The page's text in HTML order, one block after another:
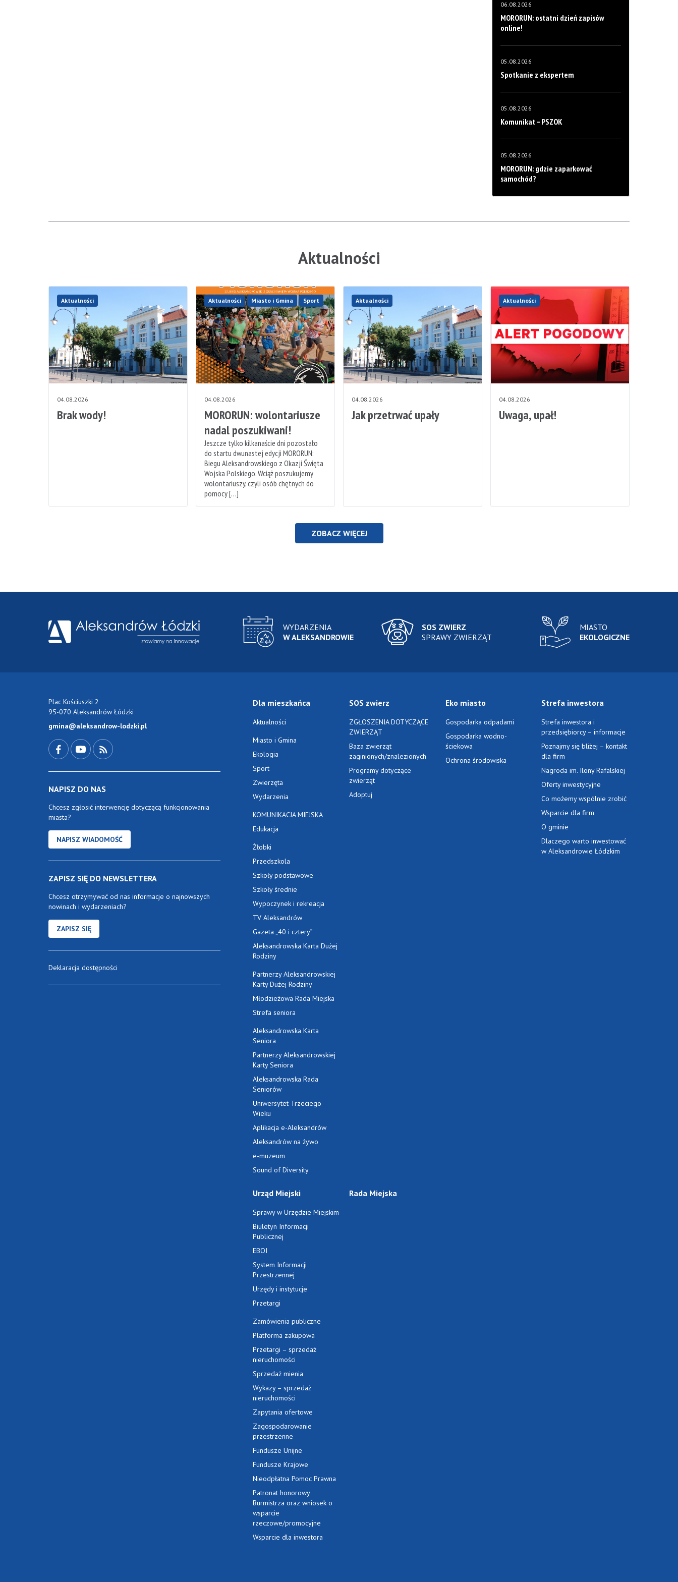
06.08.2026
MORORUN: ostatni dzień zapisów
online!
05.08.2026
Spotkanie z ekspertem
05.08.2026
Komunikat – PSZOK
05.08.2026
MORORUN: gdzie zaparkować
samochód?
Aktualności
Aktualności
04.08.2026
Brak wody!
Aktualności Miasto i Gmina Sport
04.08.2026
MORORUN: wolontariusze
nadal poszukiwani!
Jeszcze tylko kilkanaście dni pozostało
do startu dwunastej edycji MORORUN:
Biegu Aleksandrowskiego z Okazji Święta
Wojska Polskiego. Wciąż poszukujemy
wolontariuszy, czyli osób chętnych do
pomocy […]
Aktualności
04.08.2026
Jak przetrwać upały
Aktualności
04.08.2026
Uwaga, upał!
ZOBACZ WIĘCEJ
WYDARZENIA
W ALEKSANDROWIE
SOS ZWIERZ
SPRAWY ZWIERZĄT
MIASTO
EKOLOGICZNE
Plac Kościuszki 2
95-070 Aleksandrów Łódzki
gmina@aleksandrow-lodzki.pl
NAPISZ DO NAS
Chcesz zgłosić interwencję dotyczącą funkcjonowania
miasta?
NAPISZ WIADOMOŚĆ
ZAPISZ SIĘ DO NEWSLETTERA
Chcesz otrzymywać od nas informacje o najnowszych
nowinach i wydarzeniach?
ZAPISZ SIĘ
Deklaracja dostępności
Dla mieszkańca
Aktualności
Miasto i Gmina
Ekologia
Sport
Zwierzęta
Wydarzenia
KOMUNIKACJA MIEJSKA
Edukacja
Żłobki
Przedszkola
Szkoły podstawowe
Szkoły średnie
Wypoczynek i rekreacja
TV Aleksandrów
Gazeta „40 i cztery”
Aleksandrowska Karta Dużej
Rodziny
Partnerzy Aleksandrowskiej
Karty Dużej Rodziny
Młodzieżowa Rada Miejska
Strefa seniora
Aleksandrowska Karta
Seniora
Partnerzy Aleksandrowskiej
Karty Seniora
Aleksandrowska Rada
Seniorów
Uniwersytet Trzeciego
Wieku
Aplikacja e-Aleksandrów
Aleksandrów na żywo
e-muzeum
Sound of Diversity
SOS zwierz
ZGŁOSZENIA DOTYCZĄCE
ZWIERZĄT
Baza zwierząt
zaginionych/znalezionych
Programy dotyczące
zwierząt
Adoptuj
Eko miasto
Gospodarka odpadami
Gospodarka wodno-
ściekowa
Ochrona środowiska
Strefa inwestora
Strefa inwestora i
przedsiębiorcy – informacje
Poznajmy się bliżej – kontakt
dla firm
Nagroda im. Ilony Rafalskiej
Oferty inwestycyjne
Co możemy wspólnie zrobić
Wsparcie dla firm
O gminie
Dlaczego warto inwestować
w Aleksandrowie Łódzkim
Urząd Miejski
Sprawy w Urzędzie Miejskim
Biuletyn Informacji
Publicznej
EBOI
System Informacji
Przestrzennej
Urzędy i instytucje
Przetargi
Zamówienia publiczne
Platforma zakupowa
Przetargi – sprzedaż
nieruchomości
Sprzedaż mienia
Wykazy – sprzedaż
nieruchomości
Zapytania ofertowe
Zagospodarowanie
przestrzenne
Fundusze Unijne
Fundusze Krajowe
Nieodpłatna Pomoc Prawna
Patronat honorowy
Burmistrza oraz wniosek o
wsparcie
rzeczowe/promocyjne
Wsparcie dla inwestora
Rada Miejska